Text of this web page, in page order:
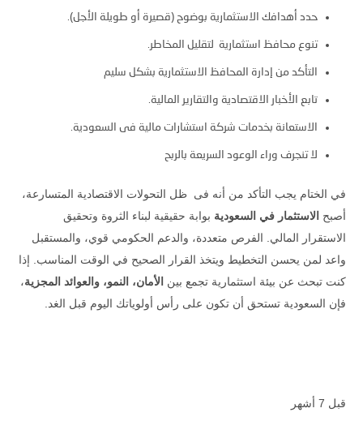
حدد أهدافك الاستثمارية بوضوح (قصيرة أو طويلة الأجل).
تنوع محافظ استثمارية لتقليل المخاطر.
التأكد من إدارة المحافظ الاستثمارية بشكل سليم
تابع الأخبار الاقتصادية والتقارير المالية.
الاستعانة بخدمات شركة استشارات مالية فى السعودية.
لا تنجرف وراء الوعود السريعة بالربح
في الختام يجب التأكد من أنه فى ظل التحولات الاقتصادية المتسارعة،
أصبح
الاستثمار في السعودية بوابة حقيقية لبناء الثروة وتحقيق
الاستقرار المالي. الفرص متعددة، والدعم الحكومي قوي، والمستقبل
واعد لمن يحسن التخطيط ويتخذ القرار الصحيح في الوقت المناسب. إذا
كنت تبحث عن بيئة استثمارية تجمع بين
الأمان، النمو، والعوائد المجزية،
فإن السعودية تستحق أن تكون على رأس أولوياتك اليوم قبل الغد.
قبل 7 أشهر